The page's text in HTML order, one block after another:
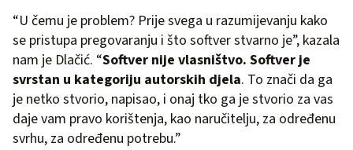
“U čemu je problem? Prije svega u razumijevanju kako
se pristupa pregovaranju i što softver stvarno je”, kazala
nam je Dlačić. “Softver nije vlasništvo. Softver je
svrstan u kategoriju autorskih djela. To znači da ga
je netko stvorio, napisao, i onaj tko ga je stvorio za vas
daje vam pravo korištenja, kao naručitelju, za određenu
svrhu, za određenu potrebu.”